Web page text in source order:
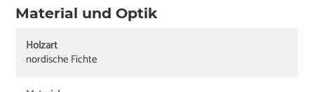
Material und Optik
Holzart
nordische Fichte